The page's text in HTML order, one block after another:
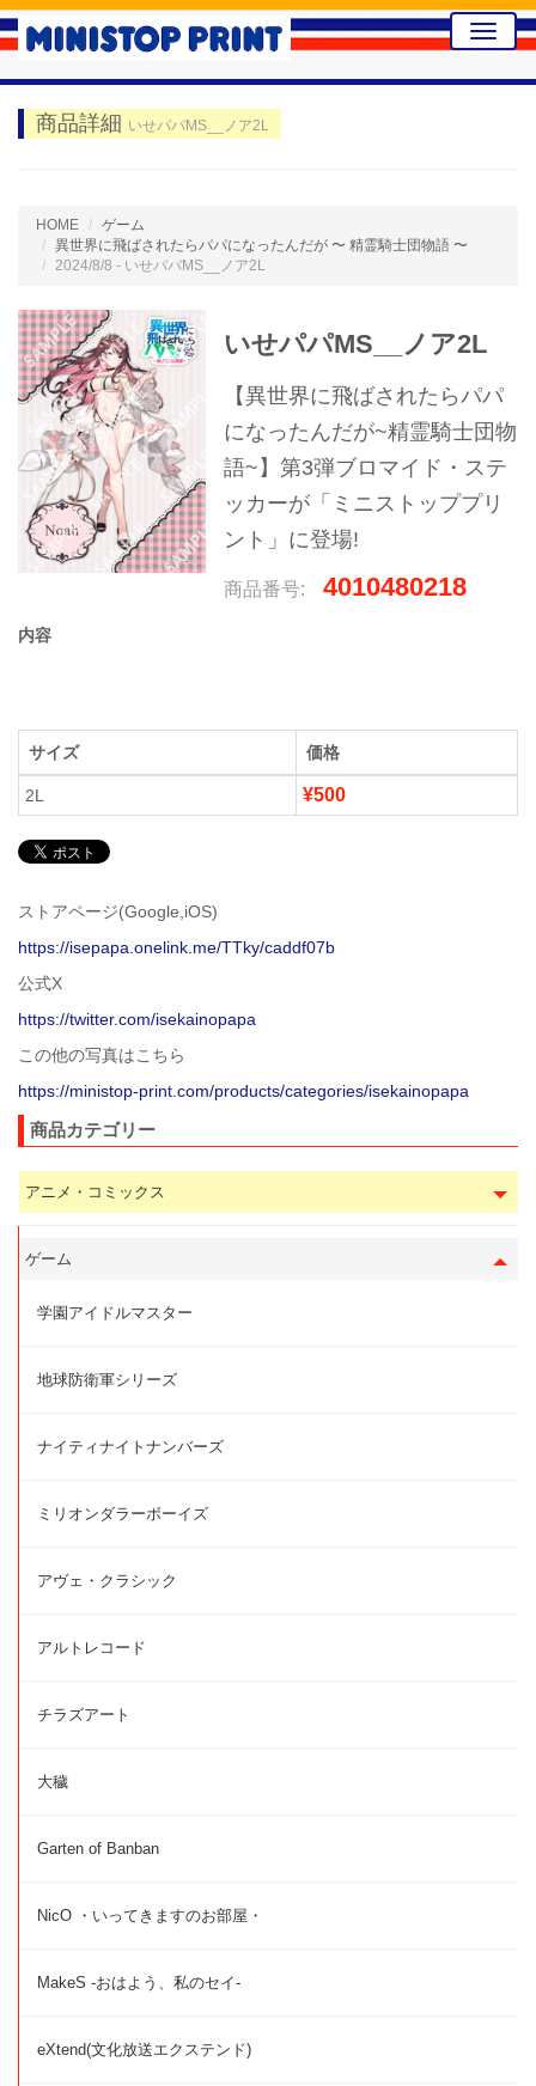
Toggle
商品詳細 いせパパMS__ノア2L
HOME
ゲーム
異世界に飛ばされたらパパになったんだが 〜 精霊騎士団物語 〜
2024/8/8 - いせパパMS__ノア2L
いせパパMS__ノア2L
【異世界に飛ばされたらパパ
になったんだが~精霊騎士団物
語~】第3弾ブロマイド・ステ
ッカーが「ミニストッププリ
ント」に登場!
商品番号: 4010480218
内容
サイズ 価格
2L ¥500
ストアページ(Google,iOS)
https://isepapa.onelink.me/TTky/caddf07b
公式X
https://twitter.com/isekainopapa
この他の写真はこちら
https://ministop-print.com/products/categories/isekainopapa
商品カテゴリー
アニメ・コミックス
ゲーム
学園アイドルマスター
地球防衛軍シリーズ
ナイティナイトナンバーズ
ミリオンダラーボーイズ
アヴェ・クラシック
アルトレコード
チラズアート
大穢
Garten of Banban
NicO ・いってきますのお部屋・
MakeS -おはよう、私のセイ-
eXtend(文化放送エクステンド)